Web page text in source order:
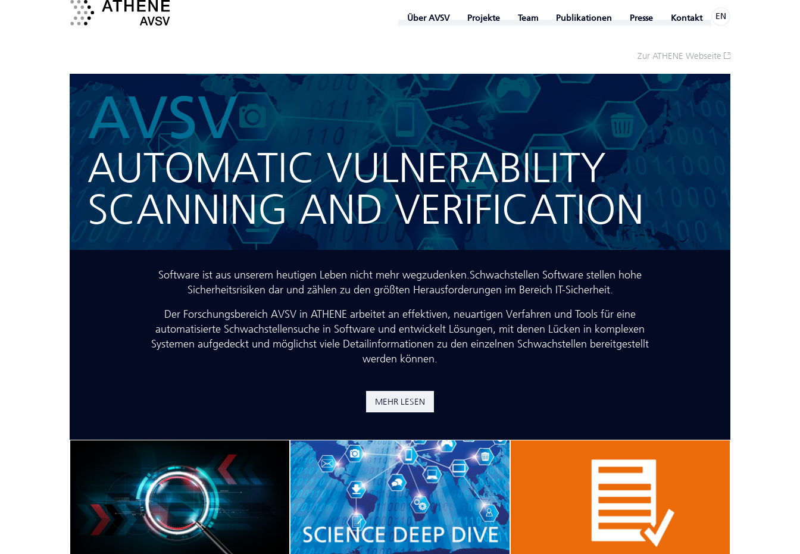
Über AVSV Projekte Team Publikationen Presse Kontakt EN
Zur ATHENE Webseite
AVSV
AUTOMATIC VULNERABILITY
SCANNING AND VERIFICATION
Software ist aus unserem heutigen Leben nicht mehr wegzudenken.Schwachstellen Software stellen hohe
Sicherheitsrisiken dar und zählen zu den größten He­raus­for­de­rung­en im Bereich IT-Sicherheit.
Der Forschungsbereich AVSV in ATHENE arbeitet an effektiven, neuartigen Verfahren und Tools für eine
automatisierte Schwachstellensuche in Software und entwickelt Lösungen, mit denen Lücken in komplexen
Systemen aufgedeckt und möglichst viele Detailinformationen zu den einzelnen Schwachstellen bereitgestellt
werden können.
MEHR LESEN